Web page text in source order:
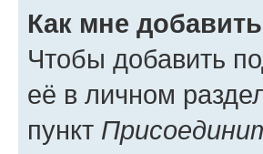
Как мне
Чтобы добавить
её в личном
пункт